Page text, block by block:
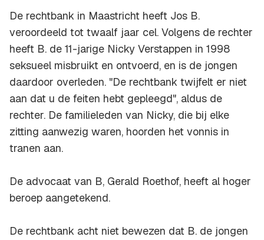
De rechtbank in Maastricht heeft Jos B.
veroordeeld tot twaalf jaar cel. Volgens de rechter
heeft B. de 11-jarige Nicky Verstappen in 1998
seksueel misbruikt en ontvoerd, en is de jongen
daardoor overleden. "De rechtbank twijfelt er niet
aan dat u de feiten hebt gepleegd", aldus de
rechter. De familieleden van Nicky, die bij elke
zitting aanwezig waren, hoorden het vonnis in
tranen aan.
De advocaat van B, Gerald Roethof, heeft al hoger
beroep aangetekend.
De rechtbank acht niet bewezen dat B. de jongen